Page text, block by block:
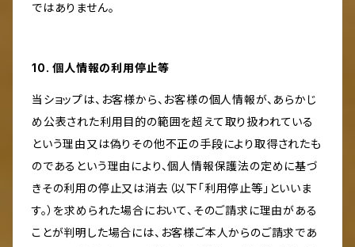
ではありません。
10. 個人情報の利用停止等
当ショップは、お客様から、お客様の個人情報が、あらかじ
め公表された利用目的の範囲を超えて取り扱われている
という理由又は偽りその他不正の手段により取得されたも
のであるという理由により、個人情報保護法の定めに基づ
きその利用の停止又は消去（以下「利用停止等」といいま
す。）を求められた場合において、そのご請求に理由がある
ことが判明した場合には、お客様ご本人からのご請求であ